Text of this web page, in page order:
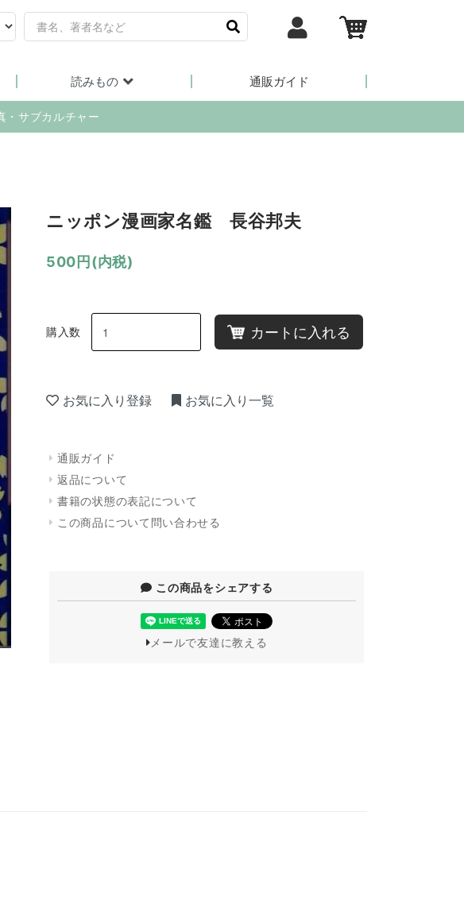
読みもの 通販ガイド
・サブカルチャー
ニッポン漫画家名鑑 長谷邦夫
500円(内税)
購入数 カートに入れる
お気に入り登録 お気に入り一覧
通販ガイド
返品について
書籍の状態の表記について
この商品について問い合わせる
この商品をシェアする
メールで友達に教える